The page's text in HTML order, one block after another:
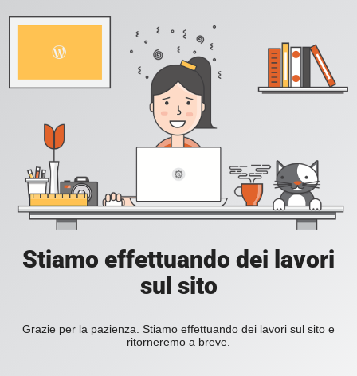
Stiamo effettuando dei lavori
sul sito
Grazie per la pazienza. Stiamo effettuando dei lavori sul sito e
ritorneremo a breve.